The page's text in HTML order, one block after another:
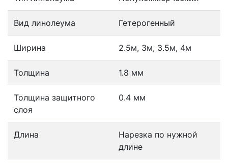
Вид линолеума Гетерогенный
Ширина 2.5м, 3м, 3.5м, 4м
Толщина 1.8 мм
Толщина защитного
слоя
0.4 мм
Длина
Нарезка по нужной
длине